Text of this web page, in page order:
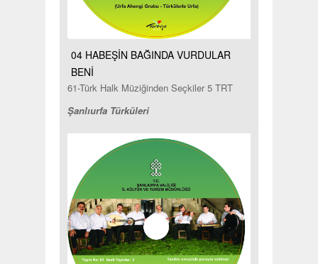
04 HABEŞİN BAĞINDA VURDULAR
BENİ
61-Türk Halk Müziğinden Seçkiler 5 TRT
Şanlıurfa Türküleri